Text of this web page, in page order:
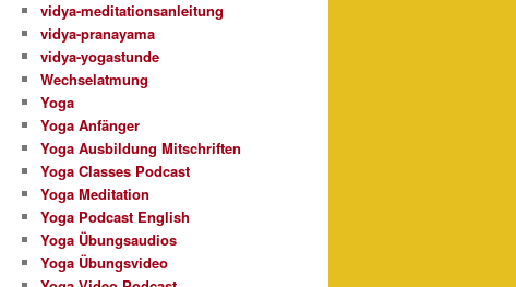
vidya-meditationsanleitung
vidya-pranayama
vidya-yogastunde
Wechselatmung
Yoga
Yoga Anfänger
Yoga Ausbildung Mitschriften
Yoga Classes Podcast
Yoga Meditation
Yoga Podcast English
Yoga Übungsaudios
Yoga Übungsvideo